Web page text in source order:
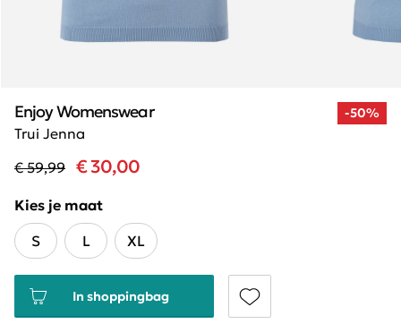
-50%
Trui Jenna
Enjoy Womenswear
€ 59,99 € 30,00
Kies je maat
S
L XL
In shoppingbag